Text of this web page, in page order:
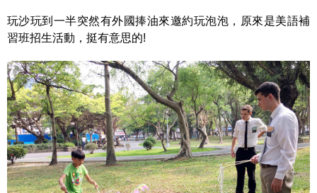
玩沙玩到一半突然有外國捧油來邀約玩泡泡，原來是美語補
習班招生活動，挺有意思的!